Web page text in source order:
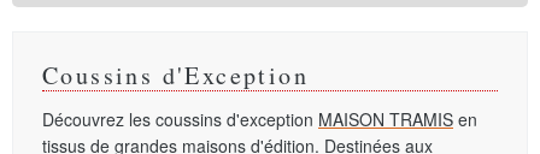
Coussins d'Exception
Découvrez les coussins d'exception MAISON TRAMIS en
tissus de grandes maisons d'édition. Destinées aux